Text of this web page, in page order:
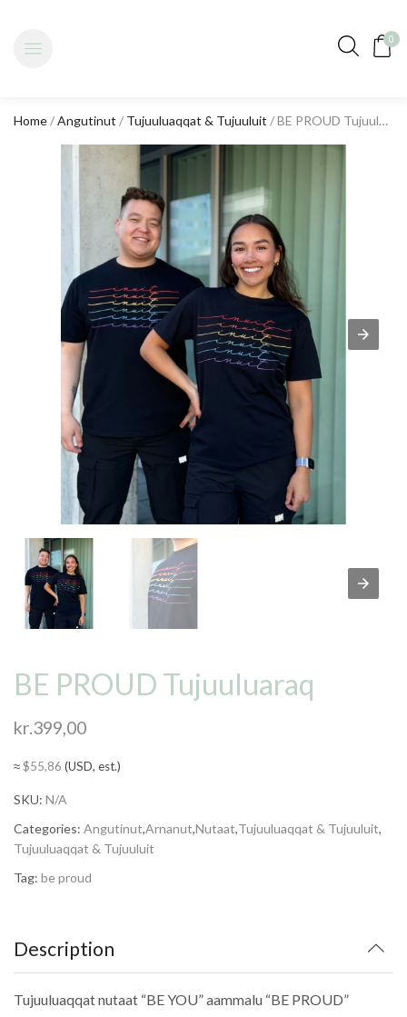
0
Home/Angutinut / Tujuuluaqqat & Tujuuluit / BE PROUD Tujuuluaraq
BE PROUD Tujuuluaraq
kr.399,00
≈$55,86 (USD, est.)
SKU: N/A
Categories: Angutinut,Arnanut,Nutaat,Tujuuluaqqat & Tujuuluit,
Tujuuluaqqat & Tujuuluit
Tag: be proud
Description
Tujuuluaqqat nutaat “BE YOU” aammalu “BE PROUD”